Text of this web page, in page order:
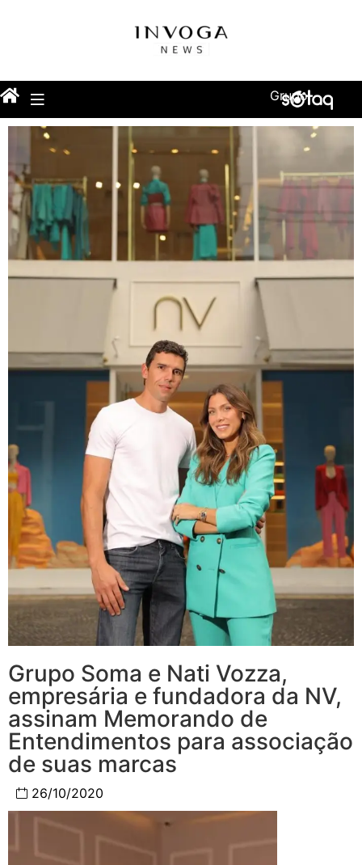
Grupo
Grupo Soma e Nati Vozza,
empresária e fundadora da NV,
assinam Memorando de
Entendimentos para associação
de suas marcas
26/10/2020